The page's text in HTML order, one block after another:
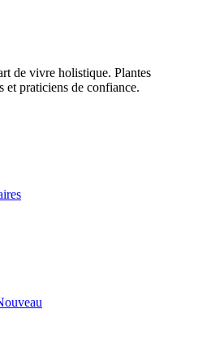
de vivre holistique. Plantes
et praticiens de confiance.